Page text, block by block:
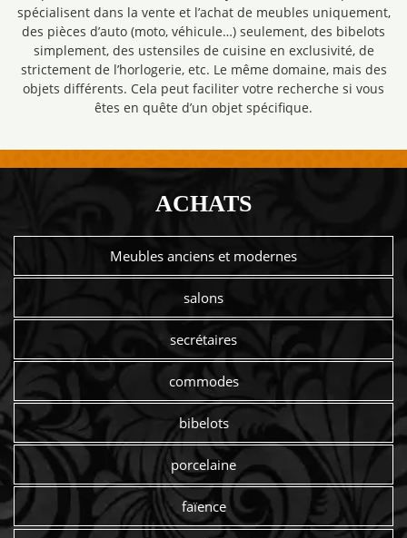
spécialisent dans la vente et l’achat de meubles uniquement,
des pièces d’auto (moto, véhicule…) seulement, des bibelots
simplement, des ustensiles de cuisine en exclusivité, de
strictement de l’horlogerie, etc. Le même domaine, mais des
objets différents. Cela peut faciliter votre recherche si vous
êtes en quête d’un objet spécifique.
ACHATS
Meubles anciens et modernes
salons
secrétaires
commodes
bibelots
porcelaine
faïence